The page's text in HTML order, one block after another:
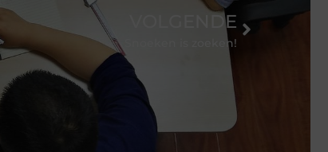
VOLGENDE
Snoeken is zoeken!